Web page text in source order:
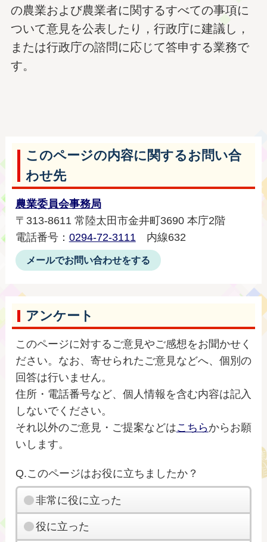
の農業および農業者に関するすべての事項に
ついて意見を公表したり，行政庁に建議し，
または行政庁の諮問に応じて答申する業務で
す。
このページの内容に関するお問い合
わせ先
農業委員会事務局
〒313-8611 常陸太田市金井町3690 本庁2階
電話番号： 0294-72-3111内線632
メールでお問い合わせをする
アンケート
このページに対するご意見やご感想をお聞かせく
ださい。なお、寄せられたご意見などへ、個別の
回答は行いません。
住所・電話番号など、個人情報を含む内容は記入
しないでください。
それ以外のご意見・ご提案などはこちらからお願
いします。
Q.このページはお役に立ちましたか？
非常に役に立った
役に立った